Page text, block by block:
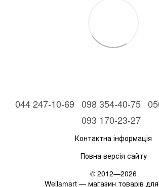
044 247-10-69 098 354-40-75
093 170-23-27
Контактна інформація
Повна версія сайту
© 2012—2026
Wellamart — магазин товарів